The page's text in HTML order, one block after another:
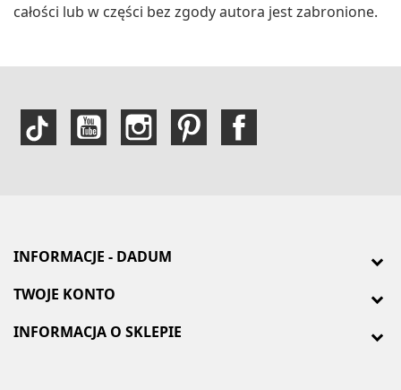
całości lub w części bez zgody autora jest zabronione.
INFORMACJE - DADUM
TWOJE KONTO
INFORMACJA O SKLEPIE